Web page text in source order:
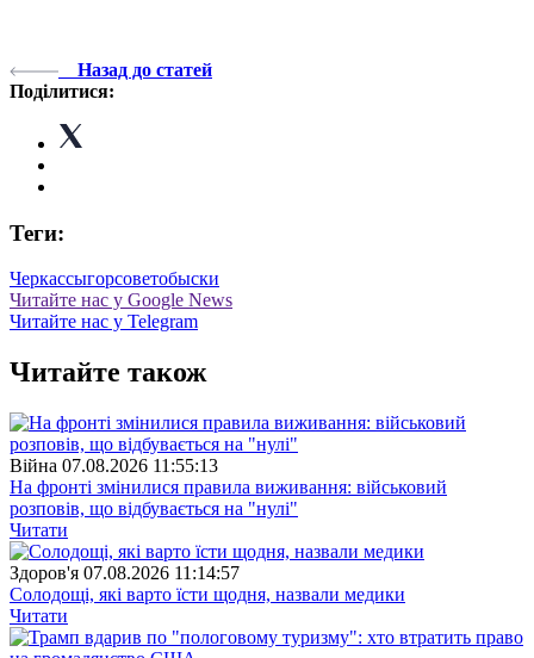
Назад до статей
Поділитися:
Теги:
Черкассыгорсоветобыски
Читайте нас у Google News
Читайте нас у Telegram
Читайте також
Війна 07.08.2026 11:55:13
На фронті змінилися правила виживання: військовий
розповів, що відбувається на "нулі"
Читати
Здоров'я 07.08.2026 11:14:57
Солодощі, які варто їсти щодня, назвали медики
Читати